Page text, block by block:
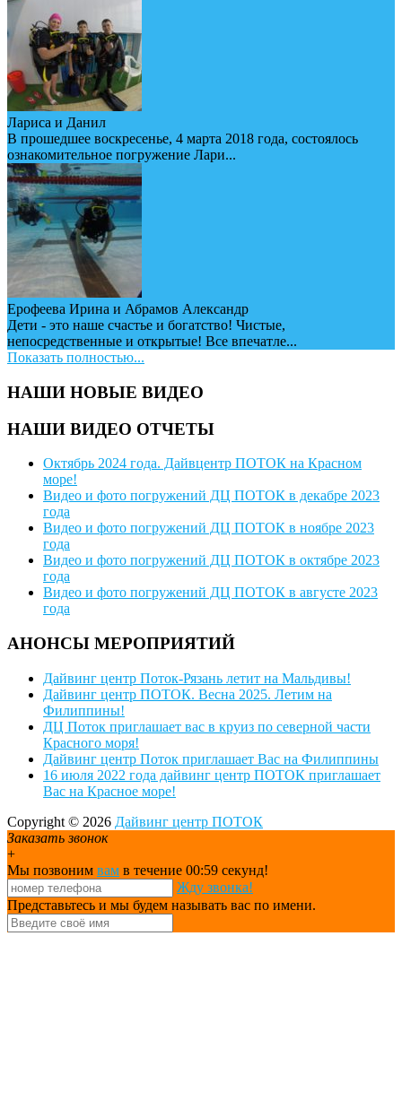
Лариса и Данил
В прошедшее воскресенье, 4 марта 2018 года, состоялось
ознакомительное погружение Лари...
Ерофеева Ирина и Абрамов Александр
Дети - это наше счастье и богатство! Чистые,
непосредственные и открытые! Все впечатле...
Показать полностью...
НАШИ НОВЫЕ ВИДЕО
НАШИ ВИДЕО ОТЧЕТЫ
Октябрь 2024 года. Дайвцентр ПОТОК на Красном
море!
Видео и фото погружений ДЦ ПОТОК в декабре 2023
года
Видео и фото погружений ДЦ ПОТОК в ноябре 2023
года
Видео и фото погружений ДЦ ПОТОК в октябре 2023
года
Видео и фото погружений ДЦ ПОТОК в августе 2023
года
АНОНСЫ МЕРОПРИЯТИЙ
Дайвинг центр Поток-Рязань летит на Мальдивы!
Дайвинг центр ПОТОК. Весна 2025. Летим на
Филиппины!
ДЦ Поток приглашает вас в круиз по северной части
Красного моря!
Дайвинг центр Поток приглашает Вас на Филиппины
16 июля 2022 года дайвинг центр ПОТОК приглашает
Вас на Красное море!
Copyright © 2026 Дайвинг центр ПОТОК
Заказать звонок
+
Мы позвоним вам в течение 00:59 секунд!
Жду звонка!
Представьтесь и мы будем называть вас по имени.